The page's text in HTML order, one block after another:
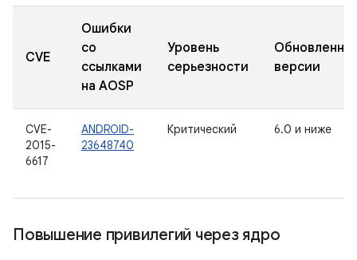
CVE
Ошибки
со
ссылками
на AOSP
Уровень
серьезности
версии
CVE-
2015-
6617
ANDROID-
23648740
Критический 6.0 и ниже
Повышение привилегий через ядро